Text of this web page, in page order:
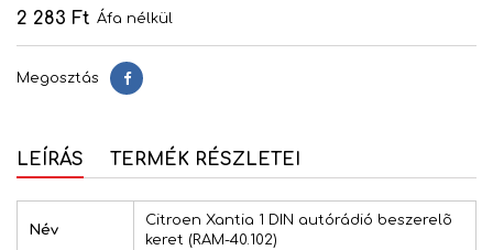
2 283 Ft Áfa nélkül
Megosztás Megosztás
LEÍRÁS TERMÉK RÉSZLETEI
Név
Citroen Xantia 1 DIN autórádió beszerelõ
keret (RAM-40.102)